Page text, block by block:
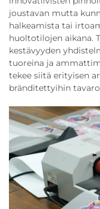
joustavan mutta
halkeamista tai
huoltotilojen aikana.
kestävyyden
tuoreina ja
tekee siitä erityisen
bränditettyihin